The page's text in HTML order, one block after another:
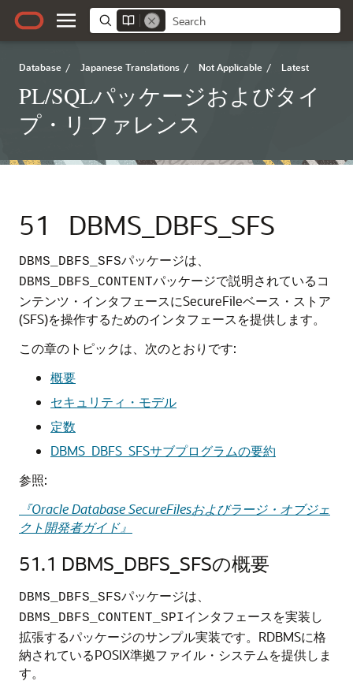
Database / Japanese Translations / Not Applicable / Latest
PL/SQLパッケージおよびタイ
プ・リファレンス
51 DBMS_DBFS_SFS
DBMS_DBFS_SFSパッケージは、
DBMS_DBFS_CONTENTパッケージで説明されているコ
ンテンツ・インタフェースにSecureFileベース・ストア
(SFS)を操作するためのインタフェースを提供します。
この章のトピックは、次のとおりです:
概要
セキュリティ・モデル
定数
DBMS_DBFS_SFSサブプログラムの要約
参照:
『Oracle Database SecureFilesおよびラージ・オブジェ
クト開発者ガイド』
51.1 DBMS_DBFS_SFSの概要
DBMS_DBFS_SFSパッケージは、
DBMS_DBFS_CONTENT_SPIインタフェースを実装し
拡張するパッケージのサンプル実装です。RDBMSに格
納されているPOSIX準拠ファイル・システムを提供しま
す。